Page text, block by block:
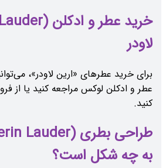
لاودر
برای خرید عطرهای «ارین لاودر»،
عطر و ادکلن لوکس مراجعه کنید یا از
کنید.
به چه شکل است؟